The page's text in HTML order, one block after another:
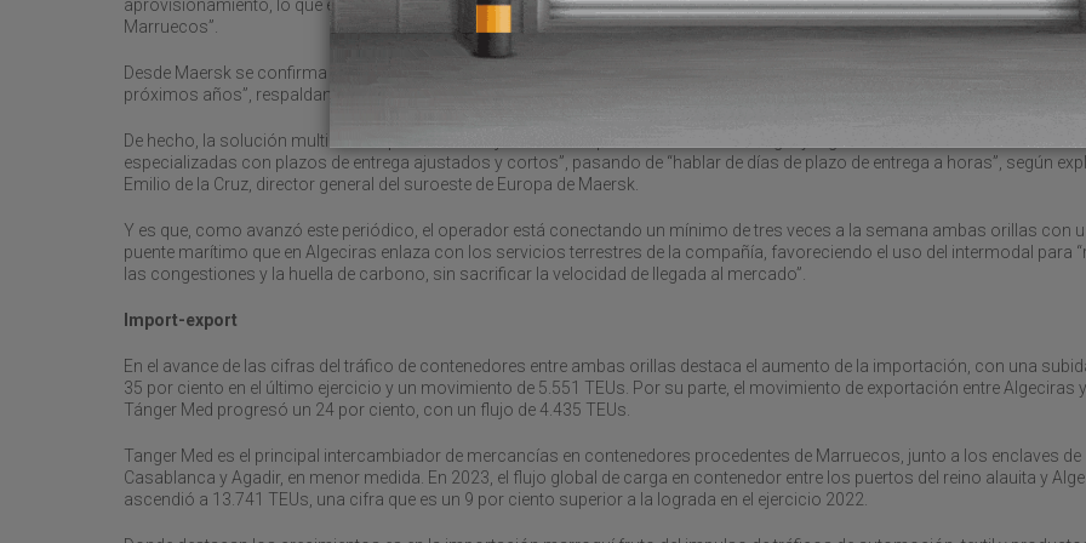
aprovisionamiento, lo que está incidiendo en un crecimiento de los flujos procedentes del norte de África y, en concreto, de
Marruecos”.
Desde Maersk se confirma esta tesis explicando que “el comercio entre Marruecos y la Unión Europea podría expandirse en
próximos años”, respaldando el establecimiento de la zona de libre comercio que entró en vigor en el año 2000.
De hecho, la solución multimodal que viene trabajando la compañía danesa entre Tánger y Algeciras está destinada “a
especializadas con plazos de entrega ajustados y cortos”, pasando de “hablar de días de plazo de entrega a horas”, según
Emilio de la Cruz, director general del suroeste de Europa de Maersk.
Y es que, como avanzó este periódico, el operador está conectando un mínimo de tres veces a la semana ambas orillas con
puente marítimo que en Algeciras enlaza con los servicios terrestres de la compañía, favoreciendo el uso del intermodal para
las congestiones y la huella de carbono, sin sacrificar la velocidad de llegada al mercado”.
Import-export
En el avance de las cifras del tráfico de contenedores entre ambas orillas destaca el aumento de la importación, con una
35 por ciento en el último ejercicio y un movimiento de 5.551 TEUs. Por su parte, el movimiento de exportación entre Algeciras y
Tánger Med progresó un 24 por ciento, con un flujo de 4.435 TEUs.
Tanger Med es el principal intercambiador de mercancías en contenedores procedentes de Marruecos, junto a los enclaves de
Casablanca y Agadir, en menor medida. En 2023, el flujo global de carga en contenedor entre los puertos del reino alauita y
ascendió a 13.741 TEUs, una cifra que es un 9 por ciento superior a la lograda en el ejercicio 2022.